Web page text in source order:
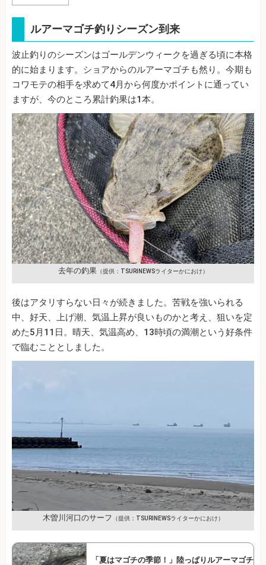
ルアーマゴチ釣りシーズン到来
波止釣りのシーズンはゴールデンウィークを過ぎる頃に本格
的に始まります。ショアからのルアーマゴチも然り。今期も
コワモテの相手を求めて4月から何度かポイントに通ってい
ますが、今のところ累計釣果は1本。
去年の釣果（提供：TSURINEWSライターかにおけ）
後はアタリすらない日々が続きました。苦戦を強いられる
中、好天、上げ潮、気温上昇が良いものかと考え、狙いを定
めた5月11日。晴天、気温高め、13時頃の満潮という好条件
で臨むこととしました。
木曽川河口のサーフ （提供：TSURINEWSライターかにおけ）
「夏はマゴチの季節！」陸っぱりルアーマゴチ